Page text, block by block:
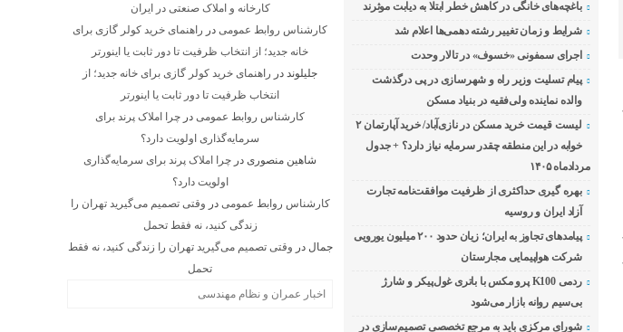
باغچه‌های خانگی در کاهش خطر ابتلا به دیابت موثرند
شرایط و زمان تغییر رشته دهمی‌ها اعلام شد
اجرای سمفونی «خسوف» در تالار وحدت
پیام تسلیت وزیر راه و شهرسازی در پی درگذشت
والده نماینده ولی‌فقیه در بنیاد مسکن
لیست قیمت خرید مسکن در نازی‌آباد/ خرید آپارتمان ۲
خوابه در این منطقه چقدر سرمایه نیاز دارد؟ + جدول
مردادماه ۱۴۰۵
بهره گیری حداکثری از ظرفیت موافقت‌نامه تجارت
آزاد ایران و روسیه
پیامدهای تجاوز به ایران؛ زیان حدود ۲۰۰ میلیون یورویی
شرکت هواپیمایی مجارستان
ردمی K100 پرو مکس با باتری غول‌پیکر و شارژ
بی‌سیم روانه بازار می‌شود
شورای مرکزی باید به مرجع تخصصی تصمیم‌سازی در
کارخانه و املاک صنعتی در ایران
کارشناس روابط عمومیدر راهنمای خرید کولر گازی برای
خانه جدید؛ از انتخاب ظرفیت تا دور ثابت یا اینورتر
جلیلونددر راهنمای خرید کولر گازی برای خانه جدید؛ از
انتخاب ظرفیت تا دور ثابت یا اینورتر
کارشناس روابط عمومیدر چرا املاک پرند برای
سرمایه‌گذاری اولویت دارد؟
شاهین منصوریدر چرا املاک پرند برای سرمایه‌گذاری
اولویت دارد؟
کارشناس روابط عمومی در وقتی تصمیم می‌گیرید تهران را
زندگی کنید، نه فقط تحمل
جمال در وقتی تصمیم می‌گیرید تهران را زندگی کنید، نه فقط
تحمل
اخبار عمران و نظام مهندسی